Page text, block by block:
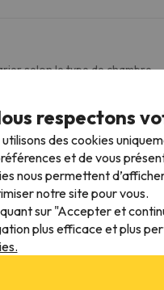
selon le type de chambre.
Salle
WC
Douche
Amenities
Douche
Salle de
Papier
respectons
utilisons des cookies
et de vous
nous permettent
notre site pour vous.
sur "Accepter et
plus efficace et plus